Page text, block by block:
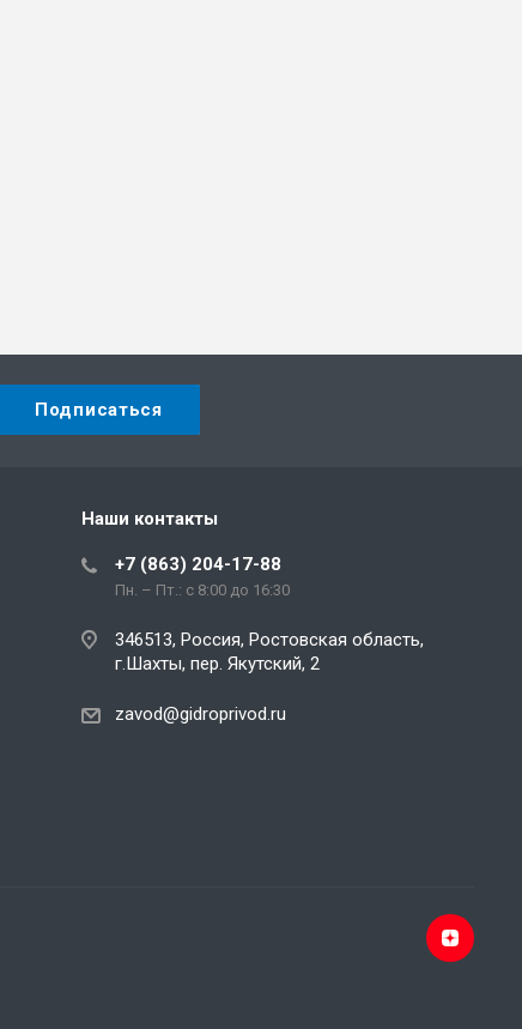
Наши контакты
+7 (863) 204-17-88
Пн. – Пт.: с 8:00 до 16:30
346513, Россия, Ростовская область,
г.Шахты, пер. Якутский, 2
zavod@gidroprivod.ru